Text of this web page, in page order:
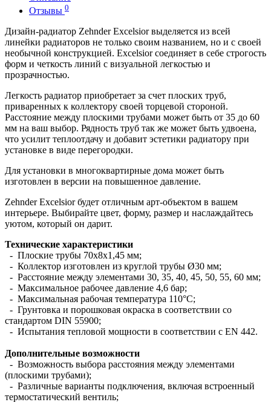
Отзывы 0
Дизайн-радиатор Zehnder Excelsior выделяется из всей
линейки радиаторов не только своим названием, но и с своей
необычной конструкцией. Excelsior соединяет в себе строгость
форм и четкость линий с визуальной легкостью и
прозрачностью.
Легкость радиатор приобретает за счет плоских труб,
приваренных к коллектору своей торцевой стороной.
Расстояние между плоскими трубами может быть от 35 до 60
мм на ваш выбор. Рядность труб так же может быть удвоена,
что усилит теплоотдачу и добавит эстетики радиатору при
установке в виде перегородки.
Для установки в многоквартирные дома может быть
изготовлен в версии на повышенное давление.
Zehnder Excelsior будет отличным арт-объектом в вашем
интерьере. Выбирайте цвет, форму, размер и наслаждайтесь
уютом, который он дарит.
Технические характеристики
- Плоские трубы 70х8х1,45 мм;
- Коллектор изготовлен из круглой трубы Ø30 мм;
- Расстояние между элементами 30, 35, 40, 45, 50, 55, 60 мм;
- Максимальное рабочее давление 4,6 бар;
- Максимальная рабочая температура 110°С;
- Грунтовка и порошковая окраска в соответствии со
стандартом DIN 55900;
- Испытания тепловой мощности в соответствии с EN 442.
Дополнительные возможности
- Возможность выбора расстояния между элементами
(плоскими трубами);
- Различные варианты подключения, включая встроенный
термостатический вентиль;